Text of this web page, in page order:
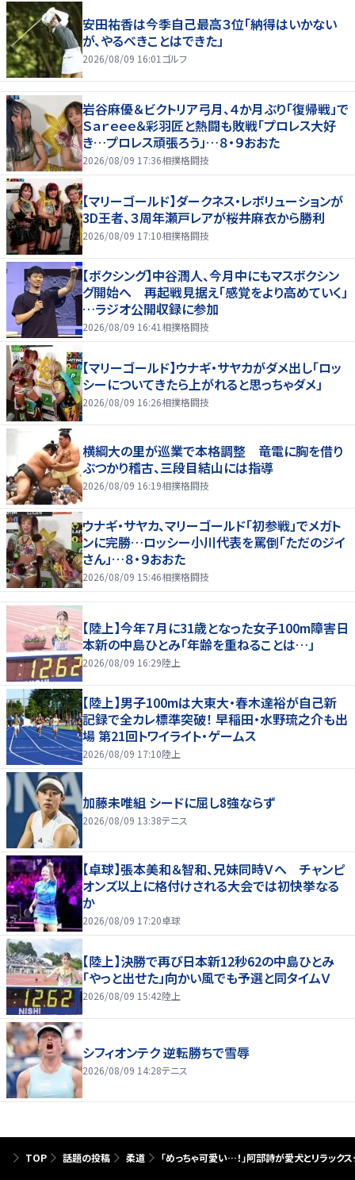
安田祐香は今季自己最高３位「納得はいかない
が、やるべきことはできた」
2026/08/09 16:01 ゴルフ
岩谷麻優＆ビクトリア弓月、４か月ぶり「復帰戦」で
Ｓａｒｅｅｅ＆彩羽匠と熱闘も敗戦「プロレス大好
き…プロレス頑張ろう」…８・９おおた
2026/08/09 17:36相撲格闘技
【マリーゴールド】ダークネス・レボリューションが
3D王者、３周年瀬戸レアが桜井麻衣から勝利
2026/08/09 17:10相撲格闘技
【ボクシング】中谷潤人、今月中にもマスボクシン
グ開始へ 再起戦見据え「感覚をより高めていく」
…ラジオ公開収録に参加
2026/08/09 16:41 相撲格闘技
【マリーゴールド】ウナギ・サヤカがダメ出し「ロッ
シーについてきたら上がれると思っちゃダメ」
2026/08/09 16:26相撲格闘技
横綱大の里が巡業で本格調整 竜電に胸を借り
ぶつかり稽古、三段目結山には指導
2026/08/09 16:19相撲格闘技
ウナギ・サヤカ、マリーゴールド「初参戦」でメガト
ンに完勝…ロッシー小川代表を罵倒「ただのジイ
さん」…８・９おおた
2026/08/09 15:46相撲格闘技
【陸上】今年７月に31歳となった女子100m障害日
本新の中島ひとみ「年齢を重ねることは…」
2026/08/09 16:29陸上
【陸上】男子100mは大東大・春木達裕が自己新
記録で全カレ標準突破！ 早稲田・水野琉之介も出
場 第21回トワイライト・ゲームス
2026/08/09 17:10陸上
加藤未唯組 シードに屈し8強ならず
2026/08/09 13:38テニス
【卓球】張本美和＆智和、兄妹同時Ｖへ チャンピ
オンズ以上に格付けされる大会では初快挙なる
か
2026/08/09 17:20卓球
【陸上】決勝で再び日本新12秒62の中島ひとみ
「やっと出せた」向かい風でも予選と同タイムＶ
2026/08/09 15:42陸上
シフィオンテク 逆転勝ちで雪辱
2026/08/09 14:28テニス
TOP 話題の投稿 柔道 「めっちゃ可愛い…！」阿部詩が愛犬とリラック